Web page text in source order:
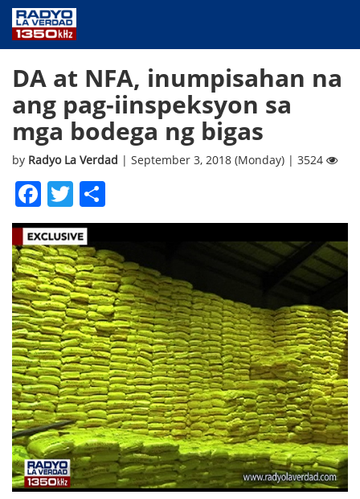
PUBLIC SERVICE
ANNOUNCEMENTS
PROGRAMS
ABOUT
DA at NFA, inumpisahan na
ang pag-iinspeksyon sa
mga bodega ng bigas
by Radyo La Verdad | September 3, 2018 (Monday) | 3524
Facebook
Twitter